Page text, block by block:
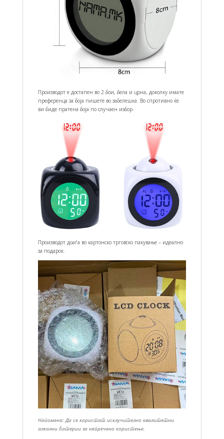
Производот е достапен во 2 бои, бела и црна, доколку имате
преференца за боја пишете во забелешка. Во спротивно ќе
ви биде пратена боја по случаен избор.
Производот доаѓа во картонско трговско пакување – идеално
за подарок.
Напомена: Да се користат исклучително квалитетни
алкални батерии за непречено користење.